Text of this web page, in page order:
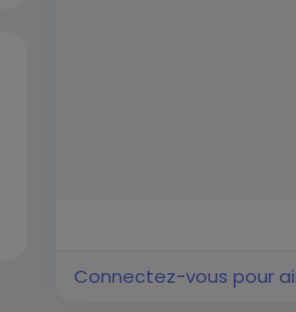
Connectez-vous pour